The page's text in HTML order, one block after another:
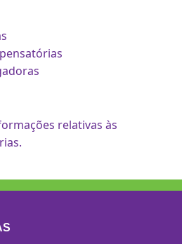
relativas às